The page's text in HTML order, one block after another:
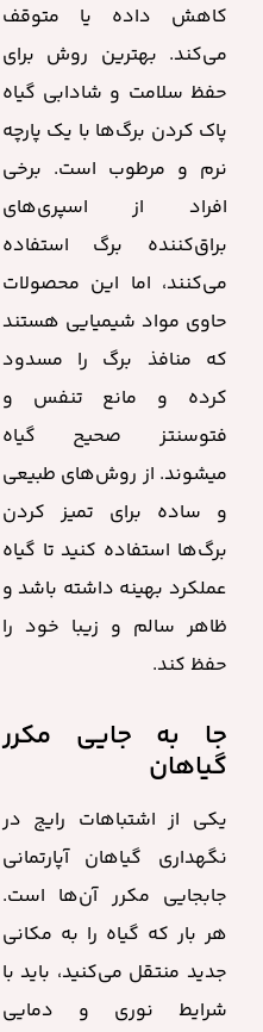
کاهش داده یا متوقف
می‌کند. بهترین روش برای
حفظ سلامت و شادابی گیاه
پاک کردن برگ‌ها با یک پارچه
نرم و مرطوب است. برخی
افراد از اسپری‌های
براق‌کننده برگ استفاده
می‌کنند، اما این محصولات
حاوی مواد شیمیایی هستند
که منافذ برگ را مسدود
کرده و مانع تنفس و
فتوسنتز صحیح گیاه
میشوند. از روش‌های طبیعی
و ساده برای تمیز کردن
برگ‌ها استفاده کنید تا گیاه
عملکرد بهینه داشته باشد و
ظاهر سالم و زیبا خود را
حفظ کند.
جا به جایی مکرر
گیاهان
یکی از اشتباهات رایج در
نگهداری گیاهان آپارتمانی
جابجایی مکرر آن‌ها است.
هر بار که گیاه را به مکانی
جدید منتقل می‌کنید، باید با
شرایط نوری و دمایی